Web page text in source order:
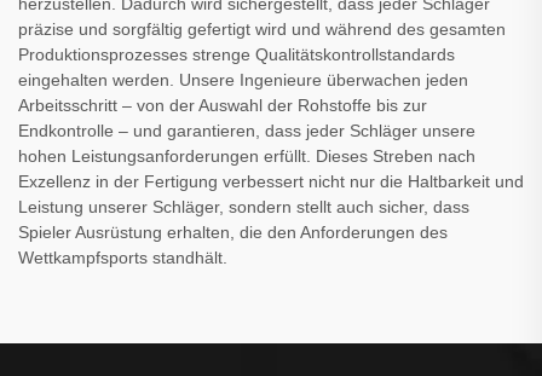
herzustellen. Dadurch wird sichergestellt, dass jeder Schläger
präzise und sorgfältig gefertigt wird und während des gesamten
Produktionsprozesses strenge Qualitätskontrollstandards
eingehalten werden. Unsere Ingenieure überwachen jeden
Arbeitsschritt – von der Auswahl der Rohstoffe bis zur
Endkontrolle – und garantieren, dass jeder Schläger unsere
hohen Leistungsanforderungen erfüllt. Dieses Streben nach
Exzellenz in der Fertigung verbessert nicht nur die Haltbarkeit und
Leistung unserer Schläger, sondern stellt auch sicher, dass
Spieler Ausrüstung erhalten, die den Anforderungen des
Wettkampfsports standhält.